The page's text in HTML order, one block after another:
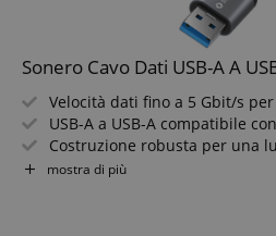
Sonero Cavo Dati USB-A A
Velocità dati fino a 5 Gbit/s
USB-A a USB-A compatibile
Costruzione robusta per una
Design elegante in space grey
Ideale per PC, laptop, hard
mostra di più